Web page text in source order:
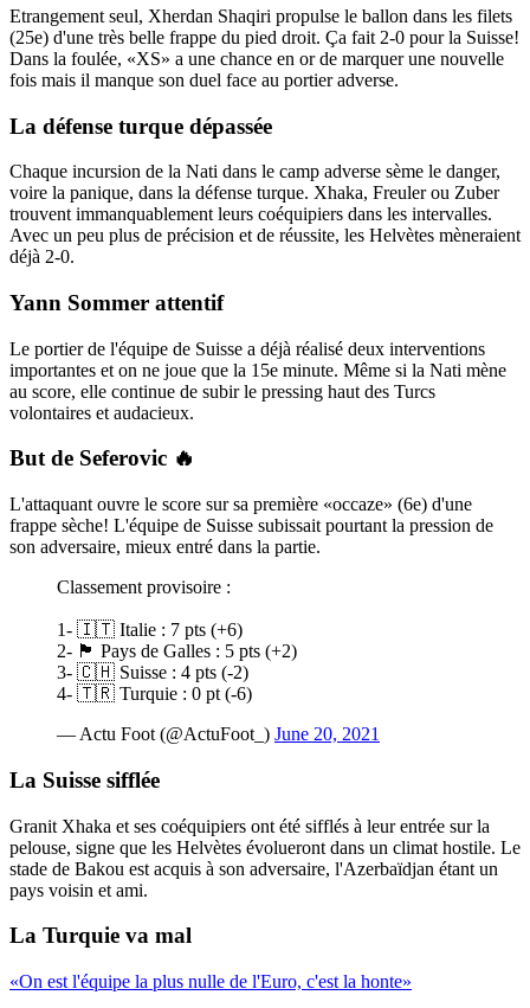
Etrangement seul, Xherdan Shaqiri propulse le ballon dans les filets
(25e) d'une très belle frappe du pied droit. Ça fait 2-0 pour la Suisse!
Dans la foulée, «XS» a une chance en or de marquer une nouvelle
fois mais il manque son duel face au portier adverse.
La défense turque dépassée
Chaque incursion de la Nati dans le camp adverse sème le danger,
voire la panique, dans la défense turque. Xhaka, Freuler ou Zuber
trouvent immanquablement leurs coéquipiers dans les intervalles.
Avec un peu plus de précision et de réussite, les Helvètes mèneraient
déjà 2-0.
Yann Sommer attentif
Le portier de l'équipe de Suisse a déjà réalisé deux interventions
importantes et on ne joue que la 15e minute. Même si la Nati mène
au score, elle continue de subir le pressing haut des Turcs
volontaires et audacieux.
But de Seferovic 🔥
L'attaquant ouvre le score sur sa première «occaze» (6e) d'une
frappe sèche! L'équipe de Suisse subissait pourtant la pression de
son adversaire, mieux entré dans la partie.
Classement provisoire :
1- 🇮🇹 Italie : 7 pts (+6)
2- 🏴󠁧󠁢󠁷󠁬󠁳󠁿 Pays de Galles : 5 pts (+2)
3- 🇨🇭 Suisse : 4 pts (-2)
4- 🇹🇷 Turquie : 0 pt (-6)
— Actu Foot (@ActuFoot_) June 20, 2021
La Suisse sifflée
Granit Xhaka et ses coéquipiers ont été sifflés à leur entrée sur la
pelouse, signe que les Helvètes évolueront dans un climat hostile. Le
stade de Bakou est acquis à son adversaire, l'Azerbaïdjan étant un
pays voisin et ami.
La Turquie va mal
«On est l'équipe la plus nulle de l'Euro, c'est la honte»